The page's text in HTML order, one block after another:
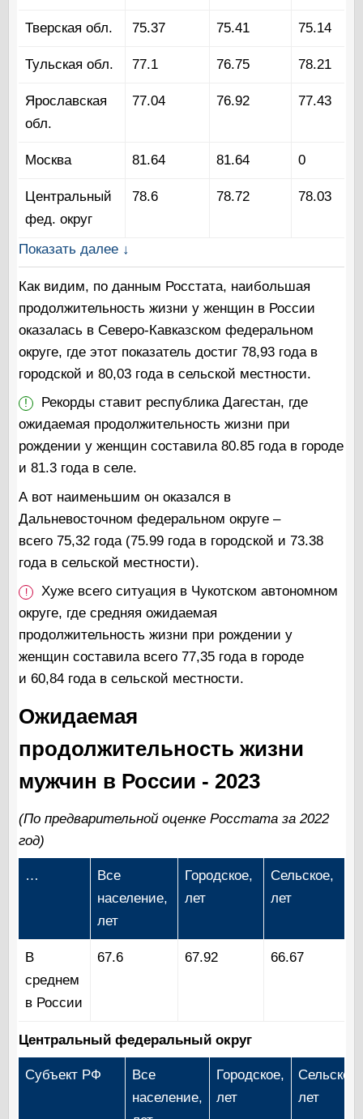
Тверская обл. 75.37 75.41 75.14
Тульская обл. 77.1 76.75 78.21
Ярославская
обл.
77.04 76.92 77.43
Москва 81.64 81.64 0
Центральный
фед. округ
78.6 78.72 78.03
Показать далее ↓
Как видим, по данным Росстата, наибольшая
продолжительность жизни у женщин в России
оказалась в Северо-Кавказском федеральном
округе, где этот показатель достиг 78,93 года в
городской и 80,03 года в сельской местности.
!
Рекорды ставит республика Дагестан, где
ожидаемая продолжительность жизни при
рождении у женщин составила 80.85 года в городе
и 81.3 года в селе.
А вот наименьшим он оказался в
Дальневосточном федеральном округе –
всего 75,32 года (75.99 года в городской и 73.38
года в сельской местности).
!
Хуже всего ситуация в Чукотском автономном
округе, где средняя ожидаемая
продолжительность жизни при рождении у
женщин составила всего 77,35 года в городе
и 60,84 года в сельской местности.
Ожидаемая
продолжительность жизни
мужчин в России - 2023
(По предварительной оценке Росстата за 2022
год)
…
Все
население,
лет
Городское,
лет
Сельское,
лет
В
среднем
в России
67.6 67.92 66.67
Центральный федеральный округ
Субъект РФ
Все
население,
Городское,
лет
Сельское,
лет